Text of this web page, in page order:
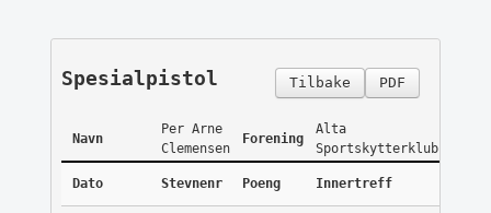
PDF
Tilbake
Spesialpistol
Navn
Per Arne
Clemensen
Forening
Alta
Sportskytterklubb
Dato Stevnenr Poeng Innertreff